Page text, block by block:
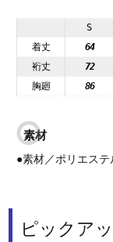
S
着丈
64
裄丈
72
胸廻
86
素材
●素材／ポリエス
ピックア